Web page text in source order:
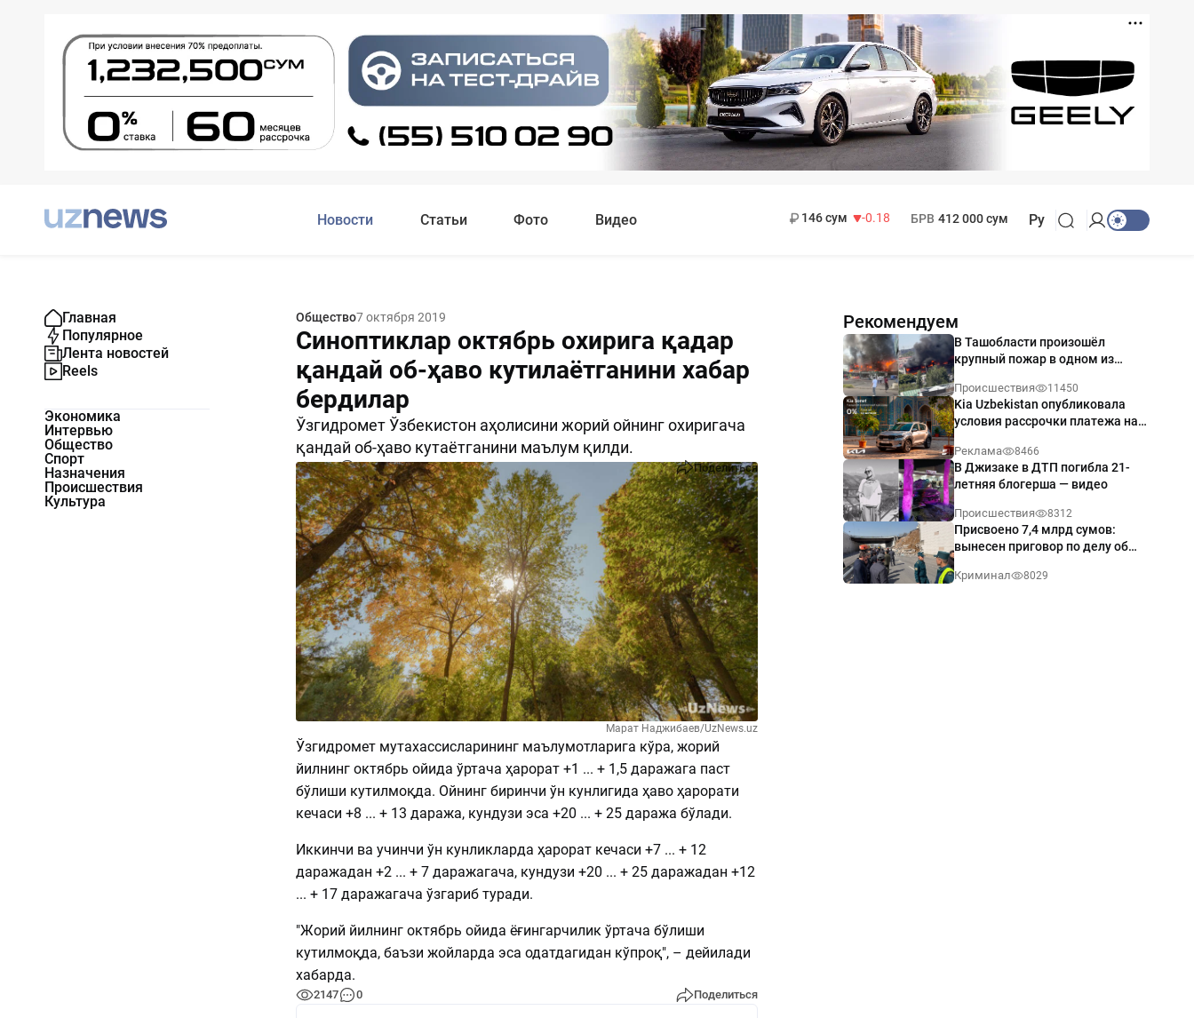
Новости Статьи Фото Видео
146 сум
-0.18
БРВ 412 000 сум Ру
Главная
Популярное
Лента новостей
Reels
Экономика
Интервью
Общество
Спорт
Назначения
Происшествия
Культура
Общество7 октября 2019
Синоптиклар октябрь охирига қадар
қандай об-ҳаво кутилаётганини хабар
бердилар
Ўзгидромет Ўзбекистон аҳолисини жорий ойнинг охиригача
қандай об-ҳаво кутаётганини маълум қилди.
2147 0 Поделиться
Марат Наджибаев/UzNews.uz
Ўзгидромет мутахассисларининг маълумотларига кўра, жорий
йилнинг октябрь ойида ўртача ҳарорат +1 ... + 1,5 даражага паст
бўлиши кутилмоқда. Ойнинг биринчи ўн кунлигида ҳаво ҳарорати
кечаси +8 ... + 13 даража, кундузи эса +20 ... + 25 даража бўлади.
Иккинчи ва учинчи ўн кунликларда ҳарорат кечаси +7 ... + 12
даражадан +2 ... + 7 даражагача, кундузи +20 ... + 25 даражадан +12
... + 17 даражагача ўзгариб туради.
"Жорий йилнинг октябрь ойида ёғингарчилик ўртача бўлиши
кутилмоқда, баъзи жойларда эса одатдагидан кўпроқ", – дейилади
хабарда.
2147 0 Поделиться
Рекомендуем
В Ташобласти произошёл
крупный пожар в одном из
Происшествия 11450
Kia Uzbekistan опубликовала
условия рассрочки платежа на
годовых
Реклама 8466
В Джизаке в ДТП погибла 21-
летняя блогерша — видео
Происшествия 8312
Присвоено 7,4 млрд сумов:
вынесен приговор по делу об
Ташкенте
Криминал 8029